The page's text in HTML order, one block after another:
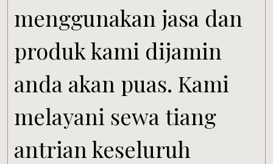
menggunakan jasa dan
produk kami dijamin
anda akan puas. Kami
melayani sewa tiang
antrian keseluruh